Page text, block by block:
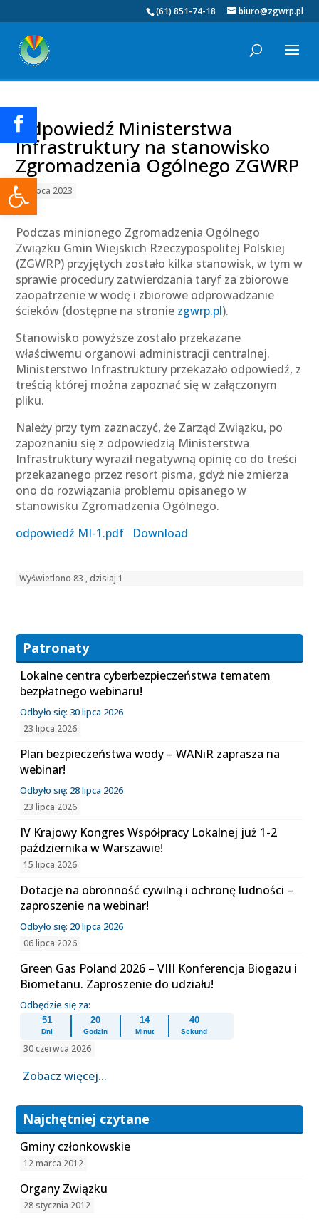
Otwórz pasek narzędzi
(61) 851-74-18 biuro@zgwrp.pl
Odpowiedź Ministerstwa
Infrastruktury na stanowisko
Zgromadzenia Ogólnego ZGWRP
07 lipca 2023
Podczas minionego Zgromadzenia Ogólnego
Związku Gmin Wiejskich Rzeczypospolitej Polskiej
(ZGWRP) przyjętych zostało kilka stanowisk, w tym w
sprawie procedury zatwierdzania taryf za zbiorowe
zaopatrzenie w wodę i zbiorowe odprowadzanie
ścieków (dostępne na stronie zgwrp.pl).
Stanowisko powyższe zostało przekazane
właściwemu organowi administracji centralnej.
Ministerstwo Infrastruktury przekazało odpowiedź, z
treścią której można zapoznać się w załączonym
pliku.
Należy przy tym zaznaczyć, że Zarząd Związku, po
zapoznaniu się z odpowiedzią Ministerstwa
Infrastruktury wyraził negatywną opinię co do treści
przekazanego przez resort pisma, gdyż nie zmierza
ono do rozwiązania problemu opisanego w
stanowisku Zgromadzenia Ogólnego.
odpowiedź MI-1.pdf
Download
Wyświetlono 83 , dzisiaj 1
Patronaty
Lokalne centra cyberbezpieczeństwa tematem
bezpłatnego webinaru!
Odbyło się: 30 lipca 2026
23 lipca 2026
Plan bezpieczeństwa wody – WANiR zaprasza na
webinar!
Odbyło się: 28 lipca 2026
23 lipca 2026
IV Krajowy Kongres Współpracy Lokalnej już 1-2
października w Warszawie!
15 lipca 2026
Dotacje na obronność cywilną i ochronę ludności –
zaproszenie na webinar!
Odbyło się: 20 lipca 2026
06 lipca 2026
Green Gas Poland 2026 – VIII Konferencja Biogazu i
Biometanu. Zaproszenie do udziału!
Odbędzie się za:
51
Dni
20
Godzin
14
Minut
40
Sekund
30 czerwca 2026
Zobacz więcej...
Najchętniej czytane
Gminy członkowskie
12 marca 2012
Organy Związku
28 stycznia 2012